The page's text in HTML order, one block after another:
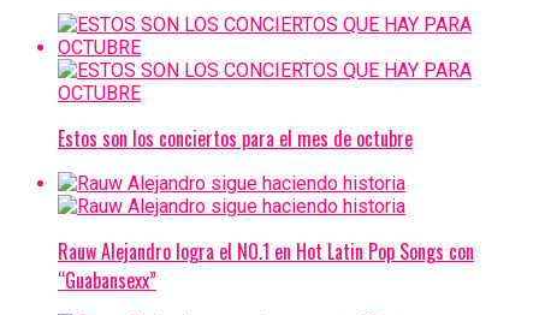
Estos son los conciertos para el mes de octubre
Rauw Alejandro logra el NO.1 en Hot Latin Pop Songs con
“Guabansexx”